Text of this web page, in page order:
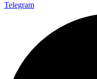
Telegram